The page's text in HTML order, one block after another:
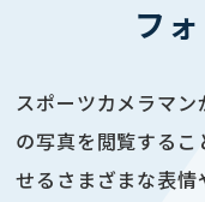
フ
スポーツカメラマ
の写真を閲覧する
せるさまざまな表